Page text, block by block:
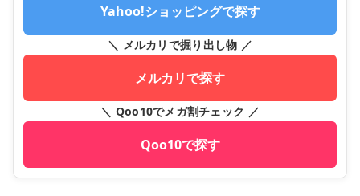
Yahoo!ショッピングで探す
＼ メルカリで掘り出し物 ／
メルカリで探す
＼ Qoo10でメガ割チェック ／
Qoo10で探す